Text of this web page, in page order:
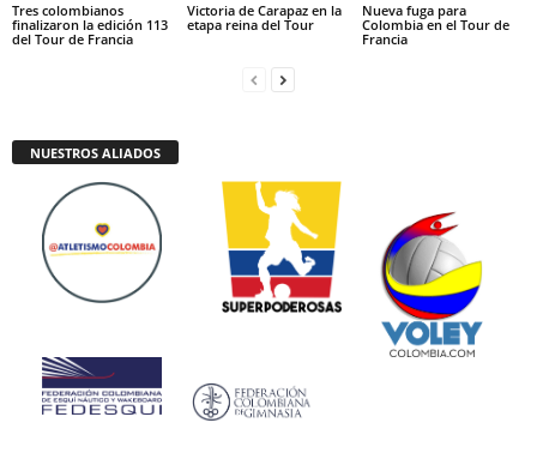
Tres colombianos
finalizaron la edición 113
del Tour de Francia
Victoria de Carapaz en la
etapa reina del Tour
Nueva fuga para
Colombia en el Tour de
Francia
NUESTROS ALIADOS